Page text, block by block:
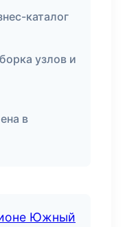
каталог
узлов и
в
Южный